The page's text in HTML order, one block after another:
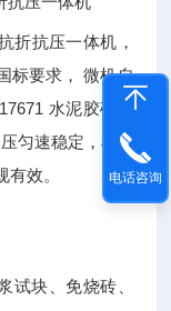
折抗压一体机，
标要求， 微机自
水泥胶砂、
匀速稳定，杜绝
效。
试块、免烧砖、
电话咨询